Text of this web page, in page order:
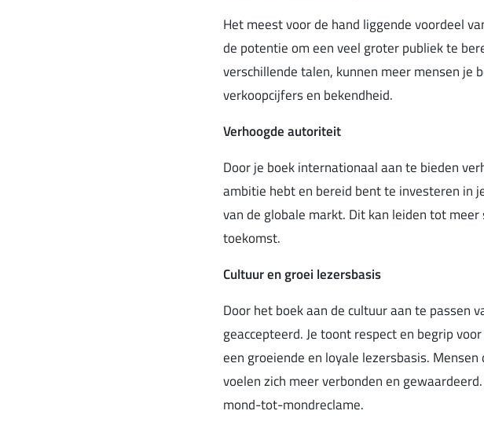
Het meest voor de hand liggende voordeel
de potentie om een veel groter publiek te
verschillende talen, kunnen meer mensen je
verkoopcijfers en bekendheid.
Verhoogde autoriteit
Door je boek internationaal aan te bieden
ambitie hebt en bereid bent te investeren in
van de globale markt. Dit kan leiden tot
toekomst.
Cultuur en groei lezersbasis
Door het boek aan de cultuur aan te passen
geaccepteerd. Je toont respect en begrip
een groeiende en loyale lezersbasis.
voelen zich meer verbonden en
mond-tot-mondreclame.